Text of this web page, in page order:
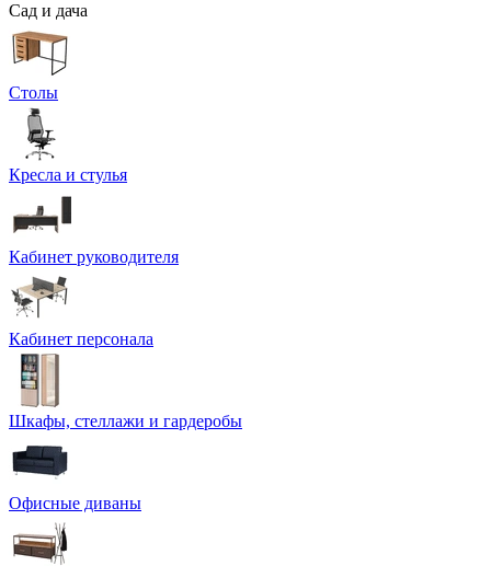
Сад и дача
Столы
Кресла и стулья
Кабинет руководителя
Кабинет персонала
Шкафы, стеллажи и гардеробы
Офисные диваны